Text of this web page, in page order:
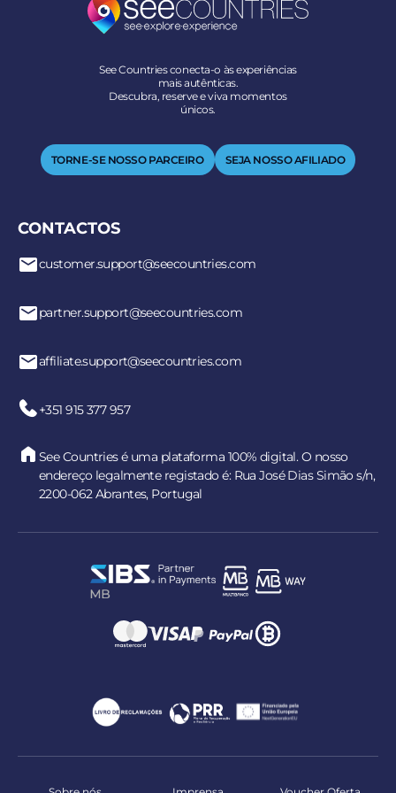
See Countries conecta-o às experiências
mais autênticas.
Descubra, reserve e viva momentos
únicos.
TORNE-SE NOSSO PARCEIRO SEJA NOSSO AFILIADO
CONTACTOS
customer.support@seecountries.com
partner.support@seecountries.com
affiliate.support@seecountries.com
+351 915 377 957
See Countries é uma plataforma 100% digital. O nosso
endereço legalmente registado é: Rua José Dias Simão s/n,
2200-062 Abrantes, Portugal